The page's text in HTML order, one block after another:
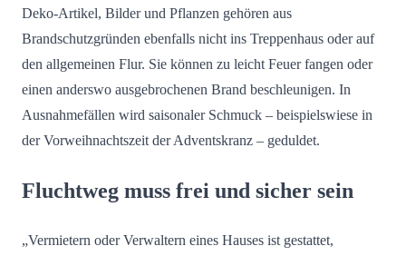
Deko-Artikel, Bilder und Pflanzen gehören aus
Brandschutzgründen ebenfalls nicht ins Treppenhaus oder auf
den allgemeinen Flur. Sie können zu leicht Feuer fangen oder
einen anderswo ausgebrochenen Brand beschleunigen. In
Ausnahmefällen wird saisonaler Schmuck – beispielswiese in
der Vorweihnachtszeit der Adventskranz – geduldet.
Fluchtweg muss frei und sicher sein
„Vermietern oder Verwaltern eines Hauses ist gestattet,